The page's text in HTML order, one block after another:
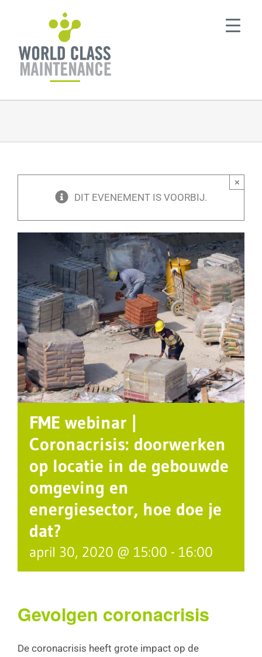
DIT EVENEMENT IS VOORBIJ.
×
FME webinar |
Coronacrisis: doorwerken
op locatie in de gebouwde
omgeving en
energiesector, hoe doe je
dat?
april 30, 2020 @ 15:00 - 16:00
Gevolgen coronacrisis
De coronacrisis heeft grote impact op de